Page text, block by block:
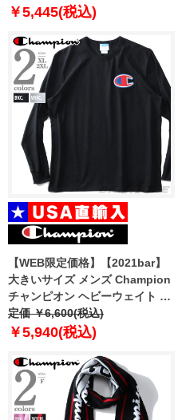
￥5,445(税込)
【WEB限定価格】【2021bar】
大きいサイズ メンズ Champion
チャンピオン ヘビーウェイト 長
袖 Tシャツ USA直輸入 gt47-
586649
定価 ￥6,600(税込)
￥5,940(税込)